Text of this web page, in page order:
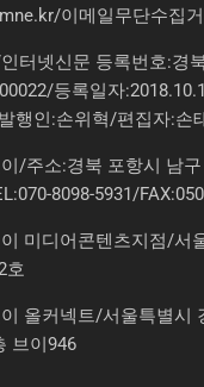
/이메일무단수집
터넷신문 등록번호:경
등록일자
행인:손위혁/편집자:손
/주소:경북 포항시 남
8098-5931/
미디어콘텐츠지점/서
호
올커넥트/서울특별시
브이946